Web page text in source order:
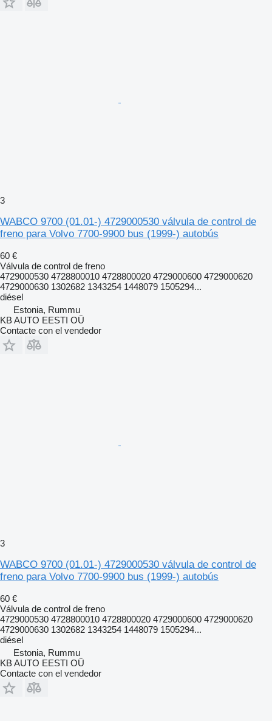
3
WABCO 9700 (01.01-) 4729000530 válvula de control de
freno para Volvo 7700-9900 bus (1999-) autobús
60 €
Válvula de control de freno
4729000530 4728800010 4728800020 4729000600 4729000620
4729000630 1302682 1343254 1448079 1505294...
diésel
Estonia, Rummu
KB AUTO EESTI OÜ
Contacte con el vendedor
3
WABCO 9700 (01.01-) 4729000530 válvula de control de
freno para Volvo 7700-9900 bus (1999-) autobús
60 €
Válvula de control de freno
4729000530 4728800010 4728800020 4729000600 4729000620
4729000630 1302682 1343254 1448079 1505294...
diésel
Estonia, Rummu
KB AUTO EESTI OÜ
Contacte con el vendedor